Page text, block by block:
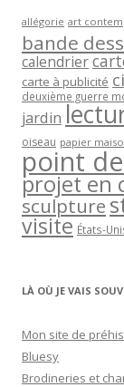
allégorie art
bande
calendrier
carte à publicité
deuxième guerre
jardin
oiseau papier
point
projet en
sculpture
visite États-
LÀ OÙ JE VAIS
Mon site de
Bluesy
Brodineries et